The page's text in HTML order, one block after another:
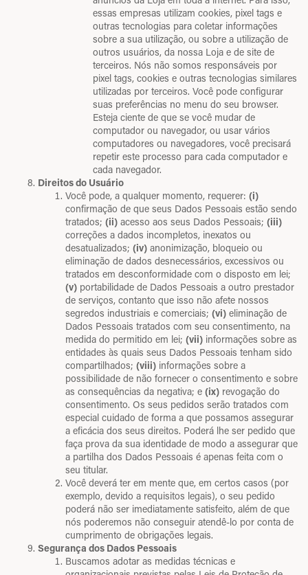
essas empresas utilizam cookies, pixel tags e
outras tecnologias para coletar informações
sobre a sua utilização, ou sobre a utilização de
outros usuários, da nossa Loja e de site de
terceiros. Nós não somos responsáveis por
pixel tags, cookies e outras tecnologias similares
utilizadas por terceiros. Você pode configurar
suas preferências no menu do seu browser.
Esteja ciente de que se você mudar de
computador ou navegador, ou usar vários
computadores ou navegadores, você precisará
repetir este processo para cada computador e
cada navegador.
Direitos do Usuário
Você pode, a qualquer momento, requerer: (i)
confirmação de que seus Dados Pessoais estão sendo
tratados; (ii) acesso aos seus Dados Pessoais; (iii)
correções a dados incompletos, inexatos ou
desatualizados; (iv) anonimização, bloqueio ou
eliminação de dados desnecessários, excessivos ou
tratados em desconformidade com o disposto em lei;
(v) portabilidade de Dados Pessoais a outro prestador
de serviços, contanto que isso não afete nossos
segredos industriais e comerciais; (vi) eliminação de
Dados Pessoais tratados com seu consentimento, na
medida do permitido em lei; (vii) informações sobre as
entidades às quais seus Dados Pessoais tenham sido
compartilhados; (viii) informações sobre a
possibilidade de não fornecer o consentimento e sobre
as consequências da negativa; e (ix) revogação do
consentimento. Os seus pedidos serão tratados com
especial cuidado de forma a que possamos assegurar
a eficácia dos seus direitos. Poderá lhe ser pedido que
faça prova da sua identidade de modo a assegurar que
a partilha dos Dados Pessoais é apenas feita com o
seu titular.
Você deverá ter em mente que, em certos casos (por
exemplo, devido a requisitos legais), o seu pedido
poderá não ser imediatamente satisfeito, além de que
nós poderemos não conseguir atendê-lo por conta de
cumprimento de obrigações legais.
Segurança dos Dados Pessoais
Buscamos adotar as medidas técnicas e